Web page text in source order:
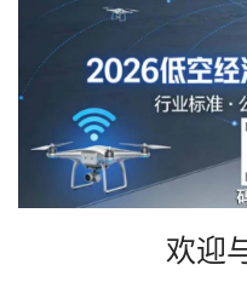
欢迎